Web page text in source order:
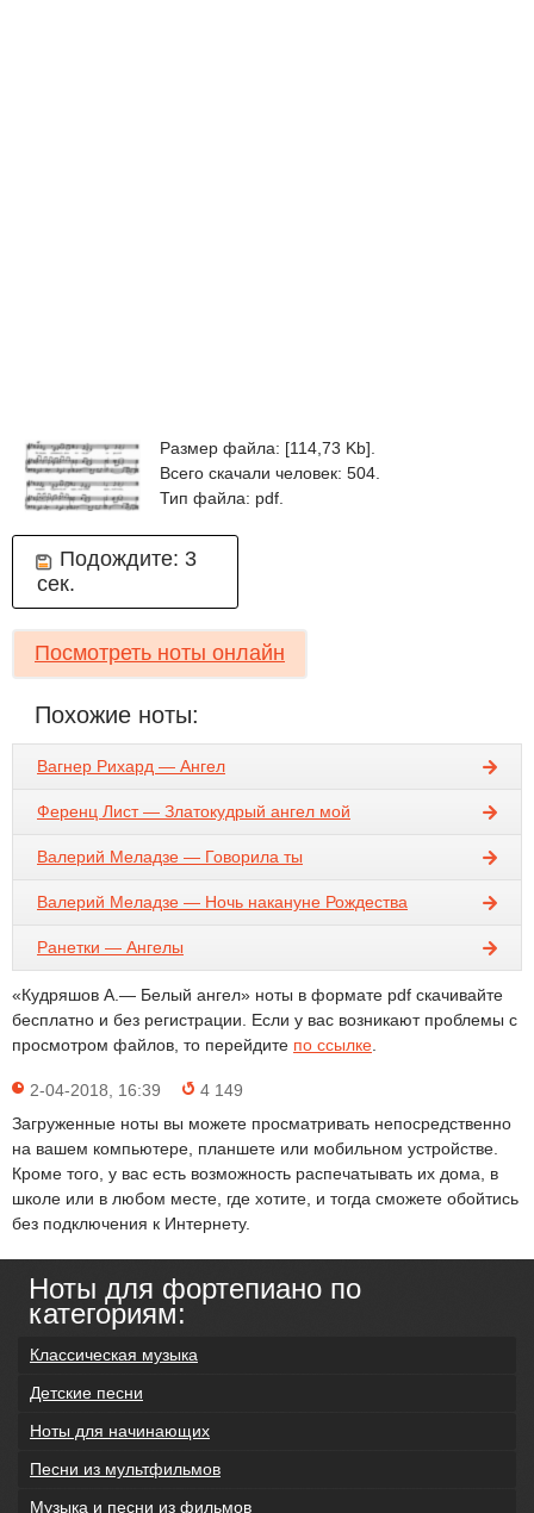
Размер файла: [114,73 Kb].
Всего скачали человек: 504.
Тип файла: pdf.
Подождите: 3
сек.
Посмотреть ноты онлайн
Похожие ноты:
Вагнер Рихард — Ангел
Ференц Лист — Златокудрый ангел мой
Валерий Меладзе — Говорила ты
Валерий Меладзе — Ночь накануне Рождества
Ранетки — Ангелы
«Кудряшов А.— Белый ангел» ноты в формате pdf скачивайте
бесплатно и без регистрации. Если у вас возникают проблемы с
просмотром файлов, то перейдите по ссылке
2-04-2018, 16:39
4 149
Загруженные ноты вы можете просматривать непосредственно
на вашем компьютере, планшете или мобильном устройстве.
Кроме того, у вас есть возможность распечатывать их дома, в
школе или в любом месте, где хотите, и тогда сможете обойтись
без подключения к Интернету.
Ноты для фортепиано по
категориям:
Классическая музыка
Детские песни
Ноты для начинающих
Песни из мультфильмов
Музыка и песни из фильмов